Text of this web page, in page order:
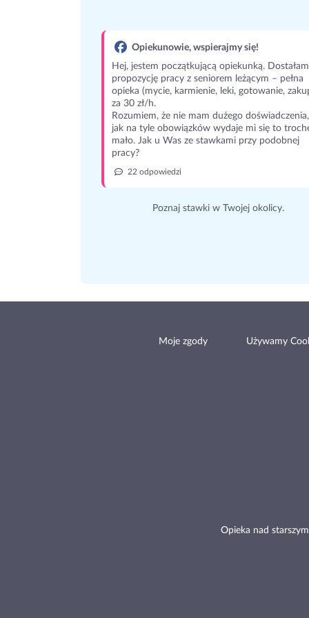
Opiekunowie, wspierajmy się!
Hej, jestem początkującą opiekunką. Dostałam
propozycję pracy z seniorem leżącym – pełna
opieka (mycie, karmienie, leki, gotowanie,
za 30 zł/h.
Rozumiem, że nie mam dużego
jak na tyle obowiązków wydaje mi się to
mało. Jak u Was ze stawkami przy podobnej
pracy?
22 odpowiedzi
Poznaj stawki w Twojej okolicy.
Moje zgody Używamy
Opieka nad